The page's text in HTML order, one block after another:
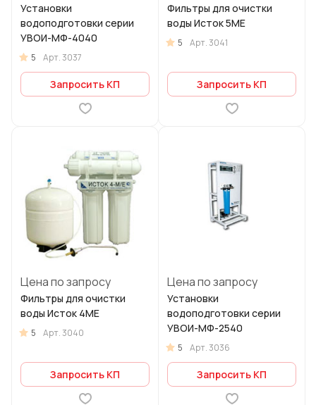
Установки
водоподготовки серии
УВОИ-МФ-4040
5 Арт.3037
Запросить КП
Фильтры для очистки
воды Исток 5МЕ
5 Арт.3041
Запросить КП
Цена по запросу
Фильтры для очистки
воды Исток 4МЕ
5 Арт.3040
Запросить КП
Цена по запросу
Установки
водоподготовки серии
УВОИ-МФ-2540
5 Арт.3036
Запросить КП